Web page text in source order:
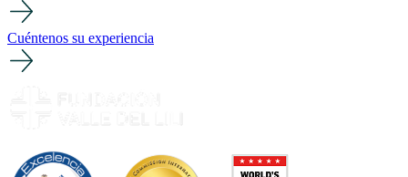
Cuéntenos su experiencia